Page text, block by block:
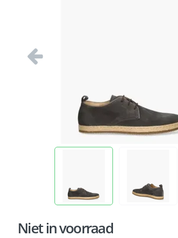
Vorige
Niet in voorraad